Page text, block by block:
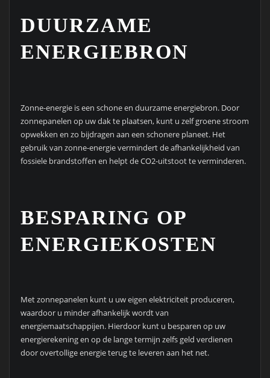
DUURZAME
ENERGIEBRON
Zonne-energie is een schone en duurzame energiebron. Door
zonnepanelen op uw dak te plaatsen, kunt u zelf groene stroom
opwekken en zo bijdragen aan een schonere planeet. Het
gebruik van zonne-energie vermindert de afhankelijkheid van
fossiele brandstoffen en helpt de CO2-uitstoot te verminderen.
BESPARING OP
ENERGIEKOSTEN
Met zonnepanelen kunt u uw eigen elektriciteit produceren,
waardoor u minder afhankelijk wordt van
energiemaatschappijen. Hierdoor kunt u besparen op uw
energierekening en op de lange termijn zelfs geld verdienen
door overtollige energie terug te leveren aan het net.